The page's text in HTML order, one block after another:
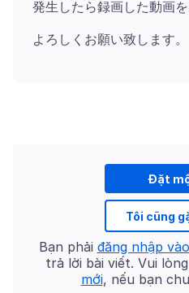
Đặt
Tôi cũng
Bạn phải đăng nhập
trả lời bài viết. Vui lòng
mới, nếu bạn